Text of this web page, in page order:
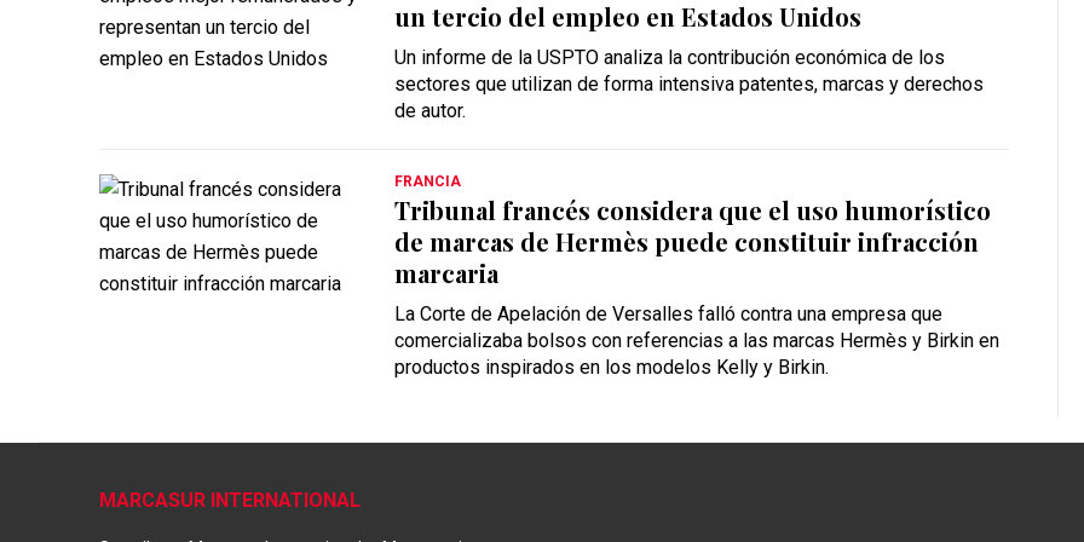
un tercio del empleo en Estados Unidos
Un informe de la USPTO analiza la contribución económica de los
sectores que utilizan de forma intensiva patentes, marcas y derechos
de autor.
FRANCIA
Tribunal francés considera que el uso humorístico
de marcas de Hermès puede constituir infracción
marcaria
La Corte de Apelación de Versalles falló contra una empresa que
comercializaba bolsos con referencias a las marcas Hermès y Birkin en
productos inspirados en los modelos Kelly y Birkin.
MARCASUR INTERNATIONAL